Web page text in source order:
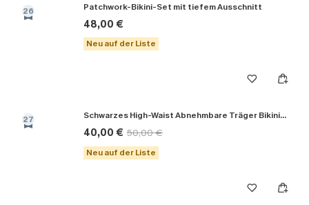
26 Patchwork-Bikini-Set mit tiefem Ausschnitt
48,00 €
Neu auf der Liste
27 Schwarzes High-Waist Abnehmbare Träger Bikini-Set
40,00 € 50,00 €
Neu auf der Liste